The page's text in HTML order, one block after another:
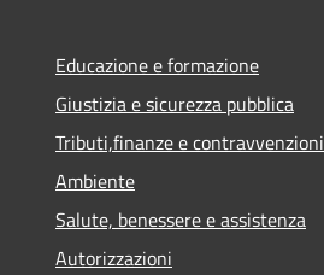
Educazione e formazione
Giustizia e sicurezza pubblica
Tributi,finanze e contravvenzioni
Ambiente
Salute, benessere e assistenza
Autorizzazioni